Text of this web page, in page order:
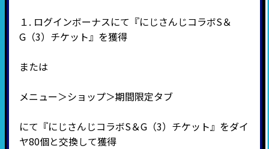
１. ログインボーナスにて『にじさんじコラボS＆
G（3）チケット』を獲得
または
メニュー＞ショップ＞期間限定タブ
にて『にじさんじコラボS＆G（3）チケット』をダイ
ヤ80個と交換して獲得